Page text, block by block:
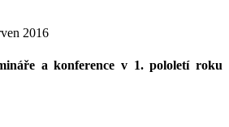
2016
a konference v 1. pololetí roku